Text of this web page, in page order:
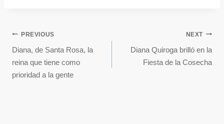
PREVIOUS
Diana, de Santa Rosa, la
reina que tiene como
prioridad a la gente
NEXT
Diana Quiroga brilló en la
Fiesta de la Cosecha